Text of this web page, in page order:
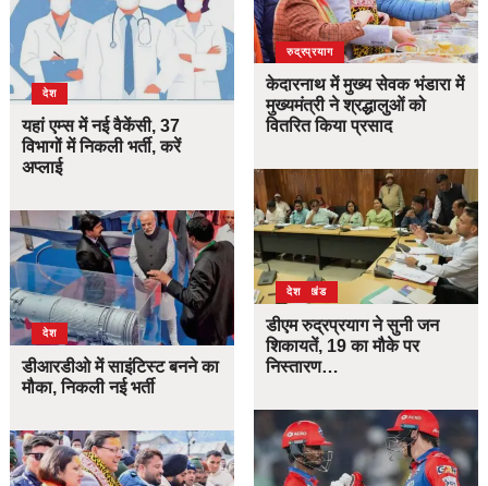
देश
यहां एम्स में नई वैकेंसी, 37
विभागों में निकली भर्ती, करें
अप्लाई
देश
डीआरडीओ में साइंटिस्ट बनने का
मौका, निकली नई भर्ती
उत्तराखंड
देश
रुद्रप्रयाग
केदारनाथ में मुख्य सेवक भंडारा में
मुख्यमंत्री ने श्रद्धालुओं को
वितरित किया प्रसाद
उत्तराखंड
देश
डीएम रुद्रप्रयाग ने सुनी जन
शिकायतें, 19 का मौके पर
निस्तारण…